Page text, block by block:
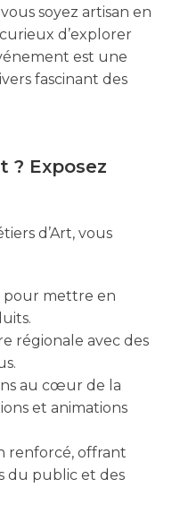
soyez artisan en
d’explorer
est une
fascinant des
? Exposez
d’Art, vous
pour mettre en
régionale avec des
au cœur de la
et animations
renforcé, offrant
du public et des